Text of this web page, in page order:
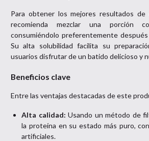
Para obtener los mejores resultados
recomienda mezclar una porción
consumiéndolo preferentemente
Su alta solubilidad facilita su
usuarios disfrutar de un batido delicioso y
Beneficios clave
Entre las ventajas destacadas de este
Alta calidad: Usando un método de
la proteína en su estado más puro,
artificiales.